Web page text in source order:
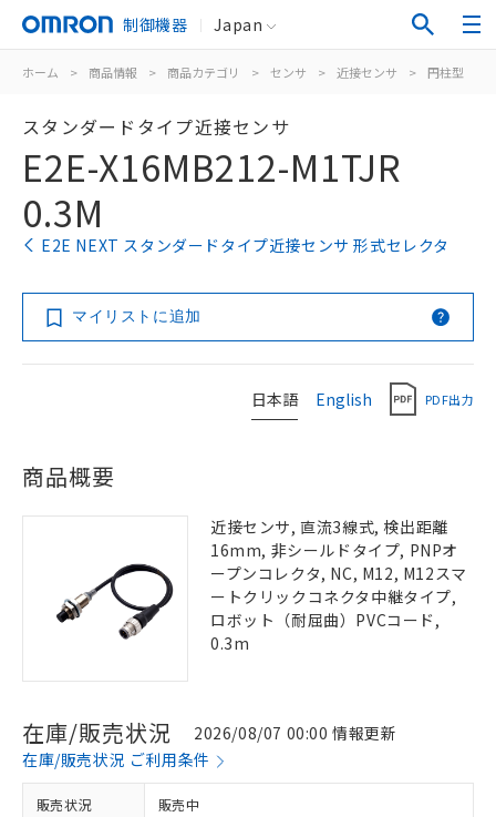
制御機器 Japan
ホーム > 商品情報 > 商品カテゴリ > センサ > 近接センサ > 円柱型
スタンダードタイプ近接センサ
E2E-X16MB212-M1TJR
0.3M
E2E NEXT スタンダードタイプ近接センサ 形式セレクタ
マイリストに追加
日本語 English PDF出力
商品概要
近接センサ, 直流3線式, 検出距離
16mm, 非シールドタイプ, PNPオ
ープンコレクタ, NC, M12, M12スマ
ートクリックコネクタ中継タイプ,
ロボット（耐屈曲）PVCコード,
0.3m
在庫/販売状況
2026/08/07 00:00 情報更新
在庫/販売状況 ご利用条件
販売状況 販売中